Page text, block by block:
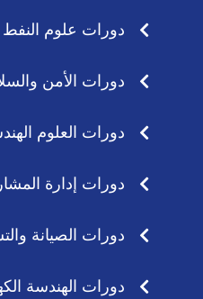
دورات علوم النفط
دورات الأمن
دورات العلوم
دورات إدارة
دورات الصيانة
دورات الهندسة